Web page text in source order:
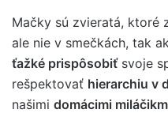
Mačky sú zvieratá, ktoré
ale nie v smečkách, tak
ťažké prispôsobiťsvoje
rešpektovať hierarchiu v
našimi domácimi